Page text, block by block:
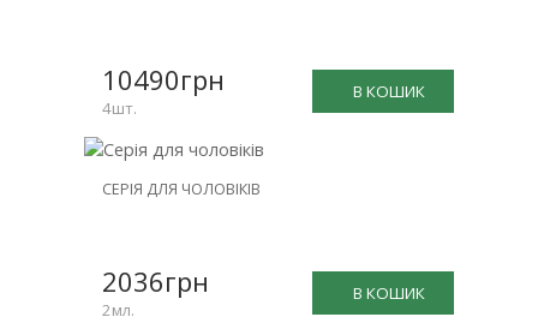
-25%
В КОШИК
10490грн
4шт.
НОВИНКА
-15%
СЕРІЯ ДЛЯ ЧОЛОВІКІВ
В КОШИК
2036грн
2мл.